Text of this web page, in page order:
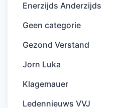
Enerzijds Anderzijds
Geen categorie
Gezond Verstand
Jorn Luka
Klagemauer
Ledennieuws VVJ